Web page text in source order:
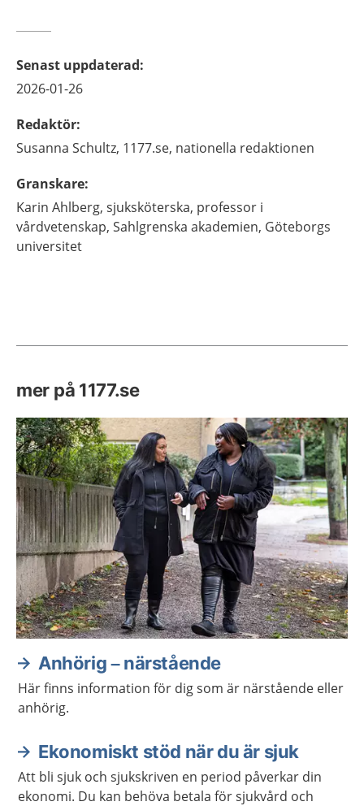
Senast uppdaterad:
2026-01-26
Redaktör:
Susanna Schultz, 1177.se, nationella redaktionen
Granskare:
Karin Ahlberg, sjuksköterska, professor i
vårdvetenskap, Sahlgrenska akademien, Göteborgs
universitet
mer på 1177.se
Anhörig – närstående
Här finns information för dig som är närstående eller
anhörig.
Ekonomiskt stöd när du är sjuk
Att bli sjuk och sjukskriven en period påverkar din
ekonomi. Du kan behöva betala för sjukvård och